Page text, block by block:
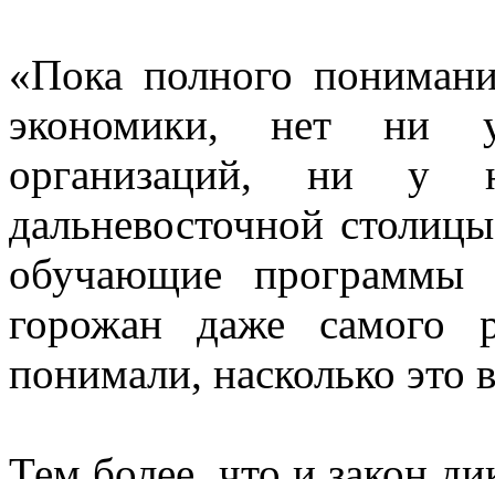
«Пока полного
экономики, нет ни у
организаций, ни у
дальневосточной
обучающие
горожан даже самого
понимали, насколько это